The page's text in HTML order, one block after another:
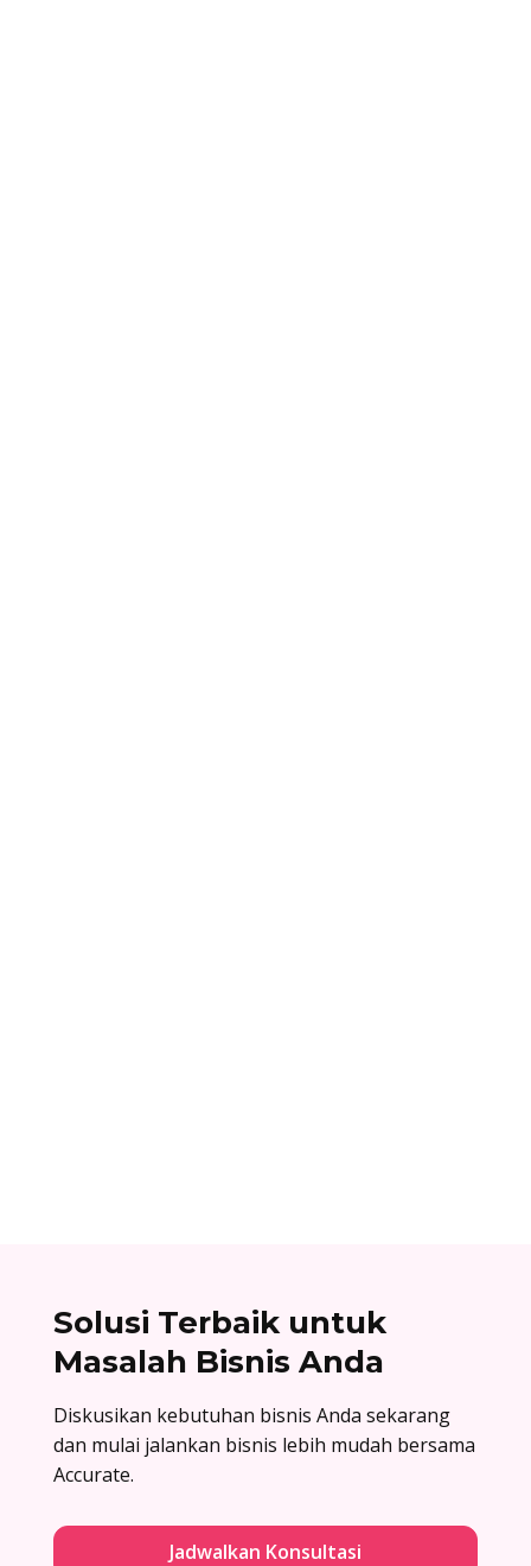
Solusi Terbaik untuk
Masalah Bisnis Anda
Diskusikan kebutuhan bisnis Anda sekarang
dan mulai jalankan bisnis lebih mudah bersama
Accurate.
Jadwalkan Konsultasi